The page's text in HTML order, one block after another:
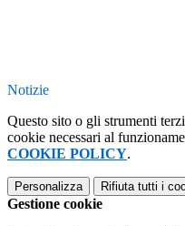
Notizie
Questo sito o gli strumenti
cookie necessari al
COOKIE POLICY.
Personalizza Rifiuta tutti i
Gestione cookie